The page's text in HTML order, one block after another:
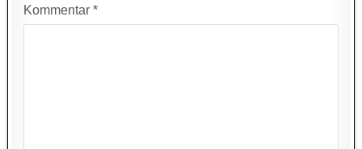
Kommentar*